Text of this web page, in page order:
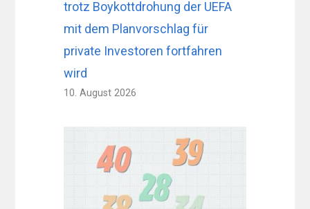
trotz Boykottdrohung der UEFA
mit dem Planvorschlag für
private Investoren fortfahren
wird
10. August 2026